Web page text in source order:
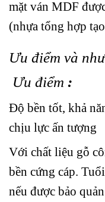
mặt ván MDF
(nhựa tổng hợp
Ưu điểm và
Ưu điểm :
Độ bền tốt, khả
chịu lực ấn tượng
Với chất liệu gỗ
bền cứng cáp.
nếu được bảo